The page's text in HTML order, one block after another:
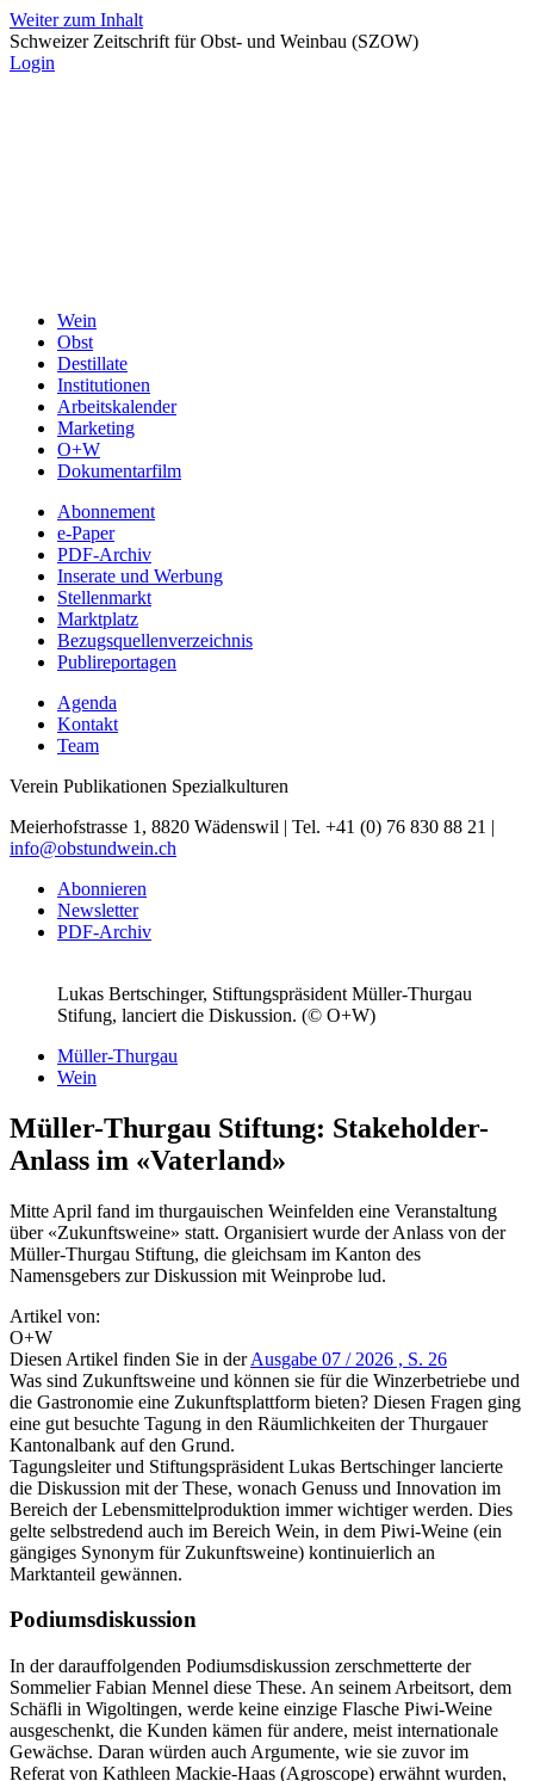
Weiter zum Inhalt
Schweizer Zeitschrift für Obst- und Weinbau (SZOW)
Login
Wein
Obst
Destillate
Institutionen
Arbeitskalender
Marketing
O+W
Dokumentarfilm
Abonnement
e-Paper
PDF-Archiv
Inserate und Werbung
Stellenmarkt
Marktplatz
Bezugsquellenverzeichnis
Publireportagen
Agenda
Kontakt
Team
Verein Publikationen Spezialkulturen
Meierhofstrasse 1, 8820 Wädenswil | Tel. +41 (0) 76 830 88 21 |
info@obstundwein.ch
Abonnieren
Newsletter
PDF-Archiv
Lukas Bertschinger, Stiftungspräsident Müller-Thurgau
Stifung, lanciert die Diskussion. (© O+W)
Müller-Thurgau
Wein
Müller-Thurgau Stiftung: Stakeholder-
Anlass im «Vaterland»
Mitte April fand im thurgauischen Weinfelden eine Veranstaltung
über «Zukunftsweine» statt. Organisiert wurde der Anlass von der
Müller-Thurgau Stiftung, die gleichsam im Kanton des
Namensgebers zur Diskussion mit Weinprobe lud.
Artikel von:
O+W
Diesen Artikel finden Sie in derAusgabe 07 / 2026 , S. 26
Was sind Zukunftsweine und können sie für die Winzerbetriebe und
die Gastronomie eine Zukunftsplattform bieten? Diesen Fragen ging
eine gut besuchte Tagung in den Räumlichkeiten der Thurgauer
Kantonalbank auf den Grund.
Tagungsleiter und Stiftungspräsident Lukas Bertschinger lancierte
die Diskussion mit der These, wonach Genuss und Innovation im
Bereich der Lebensmittelproduktion immer wichtiger werden. Dies
gelte selbstredend auch im Bereich Wein, in dem Piwi-Weine (ein
gängiges Synonym für Zukunftsweine) kontinuierlich an
Marktanteil gewännen.
Podiumsdiskussion
In der darauffolgenden Podiumsdiskussion zerschmetterte der
Sommelier Fabian Mennel diese These. An seinem Arbeitsort, dem
Schäfli in Wigoltingen, werde keine einzige Flasche Piwi-Weine
ausgeschenkt, die Kunden kämen für andere, meist internationale
Gewächse. Daran würden auch Argumente, wie sie zuvor im
Referat von Kathleen Mackie-Haas (Agroscope) erwähnt wurden,